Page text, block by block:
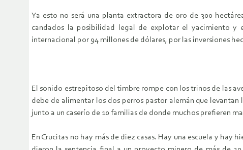
Ya esto no será una planta extractora de oro de 300
candados la posibilidad legal de explotar el yacimiento y
internacional por 94 millones de dólares, por las inversiones
El sonido estrepitoso del timbre rompe con los trinos de las
debe de alimentar los dos perros pastor alemán que
junto a un caserío de 10 familias de donde muchos prefieren
En Crucitas no hay más de diez casas. Hay una escuela y hay